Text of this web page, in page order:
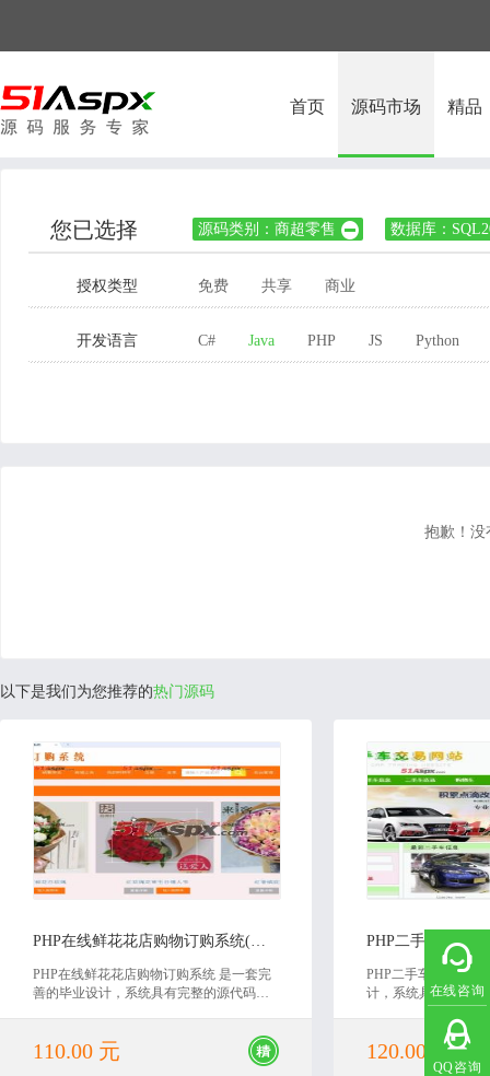
在线咨询
QQ咨询
首页 源码市场 精品
您已选择 源码类别：商超零售  数据库：
授权类型 免费 共享 商业
开发语言 C# Java PHP JS Python
抱歉！
以下是我们为您推荐的热门源码
PHP在线鲜花花店购物订购系统(带论文)源码
PHP在线鲜花花店购物订购系统 是一套完
善的毕业设计，系统具有完整的源代码和
学习价值，欢迎下载。
110.00 元
PHP二手车交易网站
计，系统具有完整的
课程设计使用，具
欢迎下载。
120.00 元